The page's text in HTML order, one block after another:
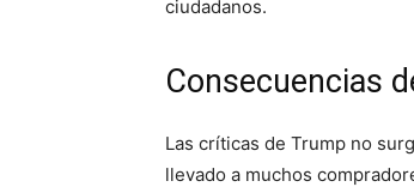
ciudadanos.
Consecuencias
Las críticas de Trump no
llevado a muchos